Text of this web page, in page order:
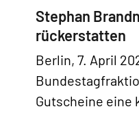
Stephan
rückerstatten
Berlin, 7. April
Gutscheine eine